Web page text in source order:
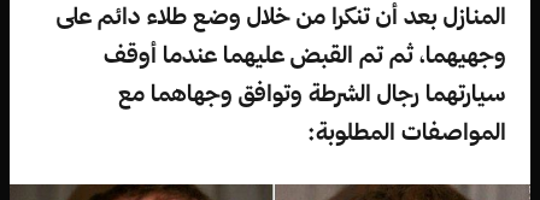
المنازل بعد أن تنكرا من خلال وضع طلاء دائم على
وجهيهما، ثم تم القبض عليهما عندما أوقف
سيارتهما رجال الشرطة وتوافق وجهاهما مع
المواصفات المطلوبة: